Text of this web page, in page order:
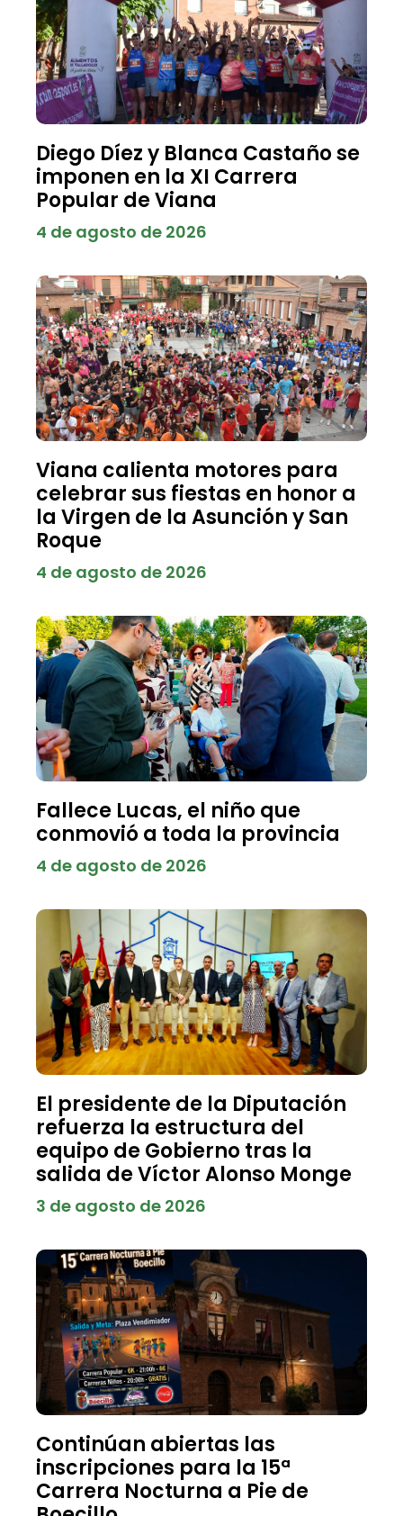
Diego Díez y Blanca Castaño se
imponen en la XI Carrera
Popular de Viana
4 de agosto de 2026
Viana calienta motores para
celebrar sus fiestas en honor a
la Virgen de la Asunción y San
Roque
4 de agosto de 2026
Fallece Lucas, el niño que
conmovió a toda la provincia
4 de agosto de 2026
El presidente de la Diputación
refuerza la estructura del
equipo de Gobierno tras la
salida de Víctor Alonso Monge
3 de agosto de 2026
Continúan abiertas las
inscripciones para la 15ª
Carrera Nocturna a Pie de